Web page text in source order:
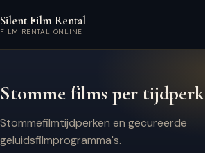
Silent Film Rental
FILM RENTAL ONLINE
Stomme films per tijdperk
Stommefilmtijdperken en gecureerde
geluidsfilmprogramma's.